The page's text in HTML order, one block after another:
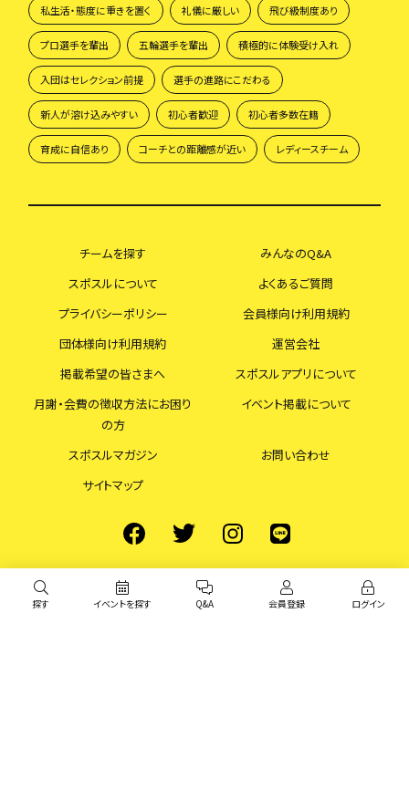
私生活・態度に重きを置く 礼儀に厳しい 飛び級制度あり
プロ選手を輩出 五輪選手を輩出 積極的に体験受け入れ
入団はセレクション前提 選手の進路にこだわる
新人が溶け込みやすい 初心者歓迎 初心者多数在籍
育成に自信あり コーチとの距離感が近い レディースチーム
チームを探す
みんなのQ&A
スポスルについて
よくあるご質問
プライバシーポリシー
会員様向け利用規約
団体様向け利用規約
運営会社
掲載希望の皆さまへ
スポスルアプリについて
月謝・会費の徴収方法にお困り
の方
イベント掲載について
スポスルマガジン
お問い合わせ
サイトマップ
探す イベントを探す Q&A 会員登録 ログイン